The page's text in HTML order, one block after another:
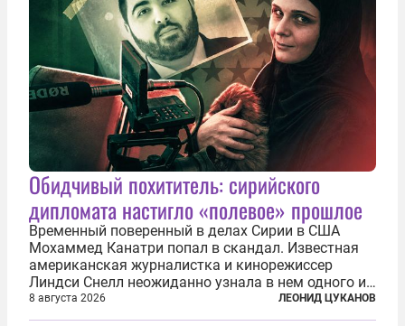
Обидчивый похититель: сирийского
дипломата настигло «полевое» прошлое
Временный поверенный в делах Сирии в США
Мохаммед Канатри попал в скандал. Известная
американская журналистка и кинорежиссер
Линдси Снелл неожиданно узнала в нем одного из
бандитов, похитивших ее в сирийском Алеппо в
2016 году. Журналистка убеждена, что Канатри, в
8 августа 2026 ЛЕОНИД ЦУКАНОВ